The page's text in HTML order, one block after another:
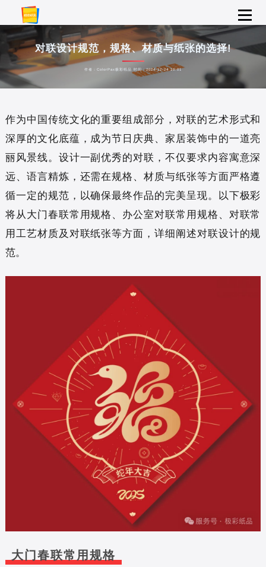
对联设计规范，规格、材质与纸张的选择!
作者：ColorPax极彩纸品 时间：2024-12-24 10:01
作为中国传统文化的重要组成部分，对联的艺术形式和
深厚的文化底蕴，成为节日庆典、家居装饰中的一道亮
丽风景线。设计一副优秀的对联，不仅要求内容寓意深
远、语言精炼，还需在规格、材质与纸张等方面严格遵
循一定的规范，以确保最终作品的完美呈现。以下极彩
将从大门春联常用规格、办公室对联常用规格、对联常
用工艺材质及对联纸张等方面，详细阐述对联设计的规
范。
大门春联常用规格